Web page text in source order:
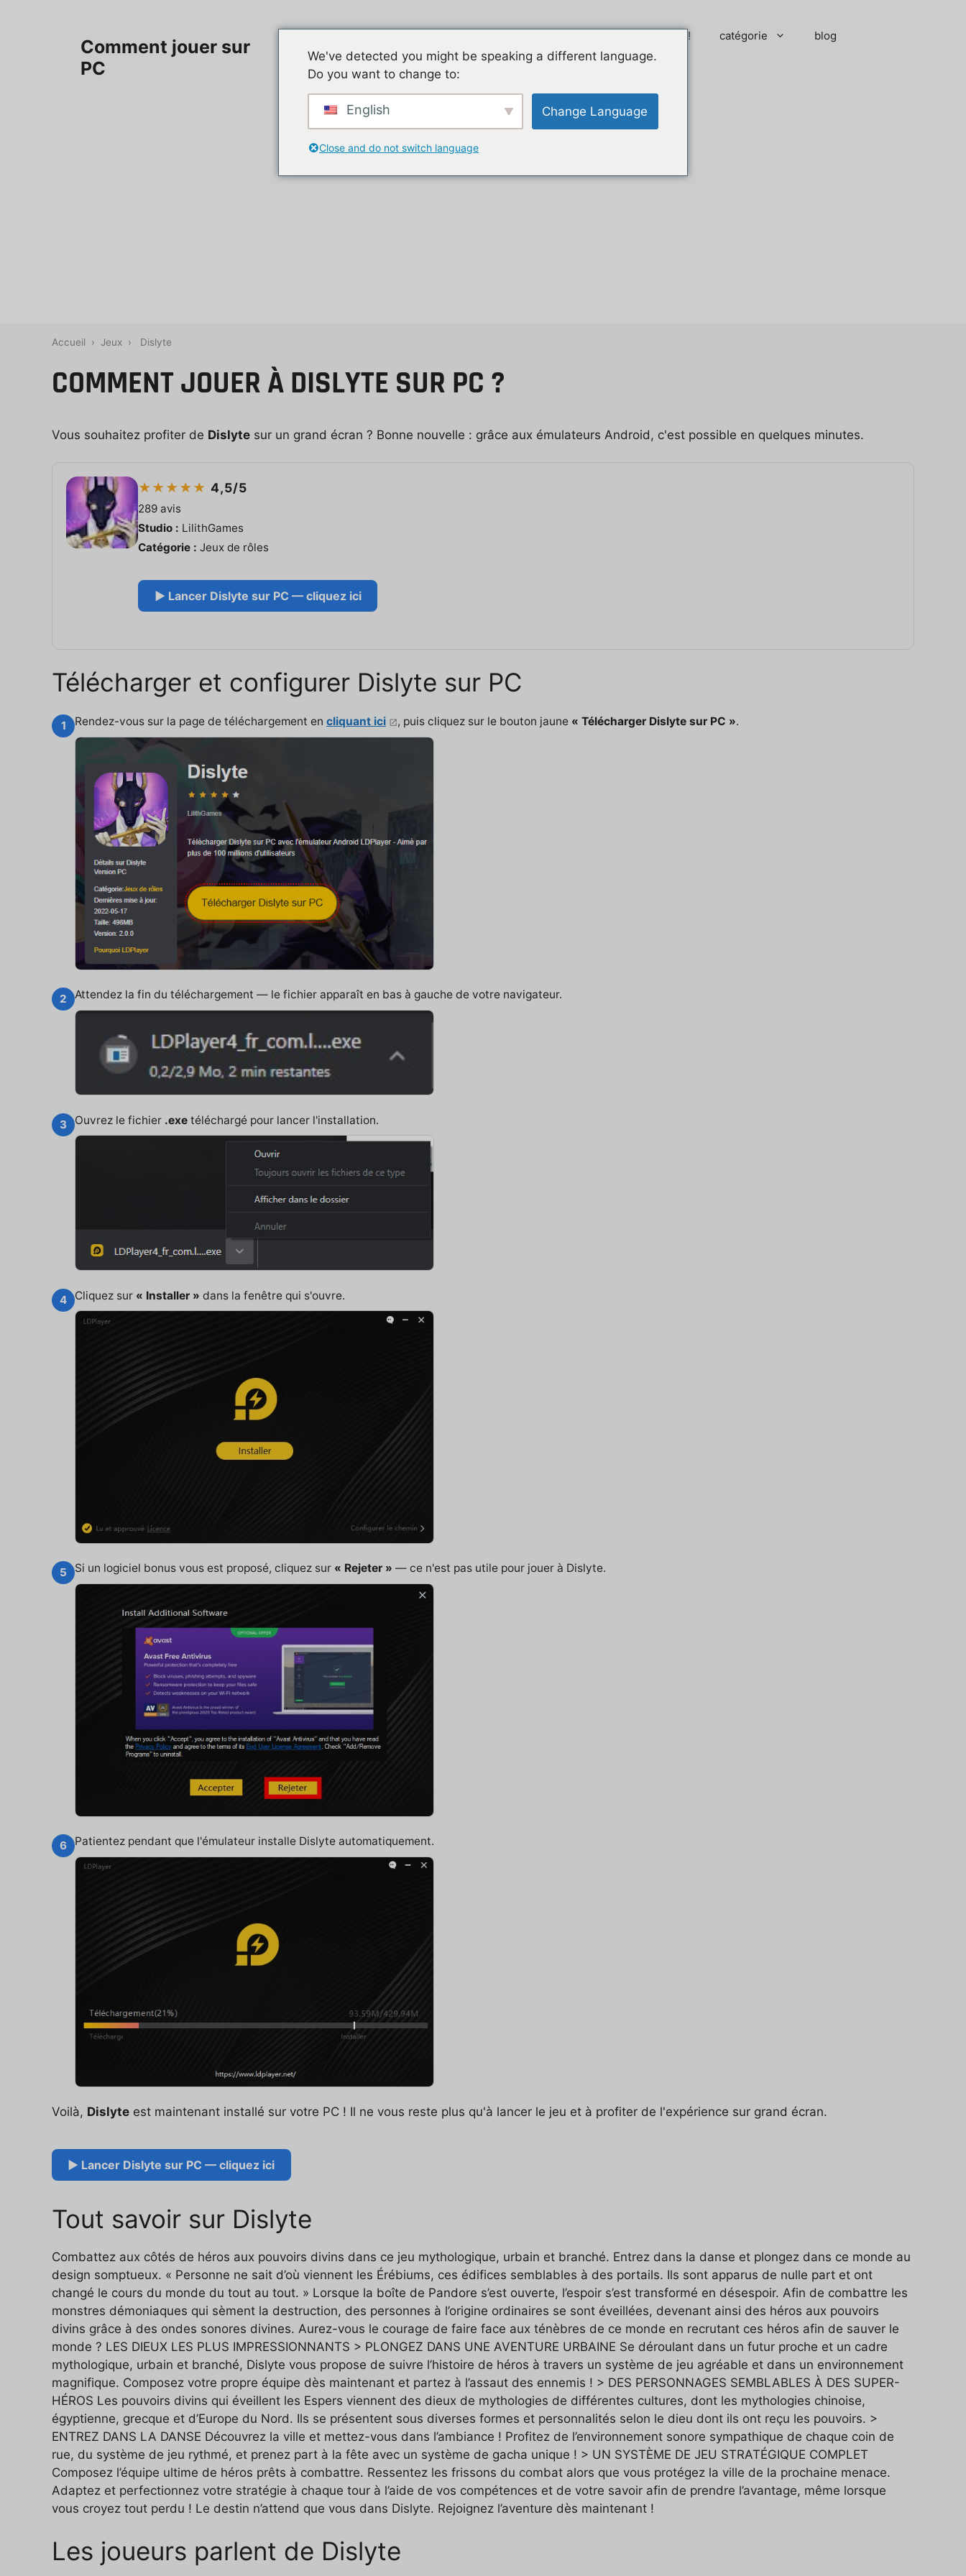
Comment jouer sur
PC
Les jeux mobiles du moment ! catégorie blog
Contact
Accueil › Jeux › Dislyte
COMMENT JOUER À DISLYTE SUR PC ?
Vous souhaitez profiter de Dislyte sur un grand écran ? Bonne nouvelle : grâce aux émulateurs Android, c'est possible en quelques minutes.
★★★★★4,5/5
289 avis
Studio : LilithGames
Catégorie : Jeux de rôles
▶ Lancer Dislyte sur PC — cliquez ici
Télécharger et configurer Dislyte sur PC
1 Rendez-vous sur la page de téléchargement en cliquant ici , puis cliquez sur le bouton jaune « Télécharger Dislyte sur PC ».
2 Attendez la fin du téléchargement — le fichier apparaît en bas à gauche de votre navigateur.
3 Ouvrez le fichier .exe téléchargé pour lancer l'installation.
4 Cliquez sur « Installer » dans la fenêtre qui s'ouvre.
5 Si un logiciel bonus vous est proposé, cliquez sur « Rejeter » — ce n'est pas utile pour jouer à Dislyte.
6 Patientez pendant que l'émulateur installe Dislyte automatiquement.
Voilà, Dislyte est maintenant installé sur votre PC ! Il ne vous reste plus qu'à lancer le jeu et à profiter de l'expérience sur grand écran.
▶ Lancer Dislyte sur PC — cliquez ici
Tout savoir sur Dislyte
Combattez aux côtés de héros aux pouvoirs divins dans ce jeu mythologique, urbain et branché. Entrez dans la danse et plongez dans ce monde au
design somptueux. « Personne ne sait d’où viennent les Érébiums, ces édifices semblables à des portails. Ils sont apparus de nulle part et ont
changé le cours du monde du tout au tout. » Lorsque la boîte de Pandore s’est ouverte, l’espoir s’est transformé en désespoir. Afin de combattre les
monstres démoniaques qui sèment la destruction, des personnes à l’origine ordinaires se sont éveillées, devenant ainsi des héros aux pouvoirs
divins grâce à des ondes sonores divines. Aurez-vous le courage de faire face aux ténèbres de ce monde en recrutant ces héros afin de sauver le
monde ? LES DIEUX LES PLUS IMPRESSIONNANTS > PLONGEZ DANS UNE AVENTURE URBAINE Se déroulant dans un futur proche et un cadre
mythologique, urbain et branché, Dislyte vous propose de suivre l’histoire de héros à travers un système de jeu agréable et dans un environnement
magnifique. Composez votre propre équipe dès maintenant et partez à l’assaut des ennemis ! > DES PERSONNAGES SEMBLABLES À DES SUPER-
HÉROS Les pouvoirs divins qui éveillent les Espers viennent des dieux de mythologies de différentes cultures, dont les mythologies chinoise,
égyptienne, grecque et d’Europe du Nord. Ils se présentent sous diverses formes et personnalités selon le dieu dont ils ont reçu les pouvoirs. >
ENTREZ DANS LA DANSE Découvrez la ville et mettez-vous dans l’ambiance ! Profitez de l’environnement sonore sympathique de chaque coin de
rue, du système de jeu rythmé, et prenez part à la fête avec un système de gacha unique ! > UN SYSTÈME DE JEU STRATÉGIQUE COMPLET
Composez l’équipe ultime de héros prêts à combattre. Ressentez les frissons du combat alors que vous protégez la ville de la prochaine menace.
Adaptez et perfectionnez votre stratégie à chaque tour à l’aide de vos compétences et de votre savoir afin de prendre l’avantage, même lorsque
vous croyez tout perdu ! Le destin n’attend que vous dans Dislyte. Rejoignez l’aventure dès maintenant !
Les joueurs parlent de Dislyte
We've detected you might be speaking a different language.
Do you want to change to:
English Change Language
Close and do not switch language